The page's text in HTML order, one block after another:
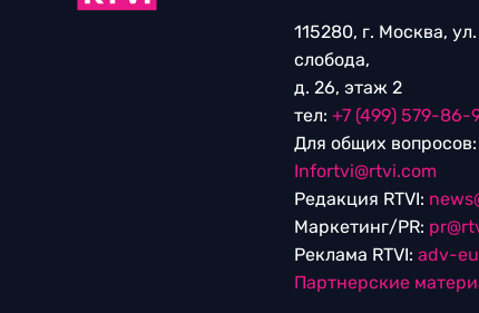
115280, г. Москва,
слобода,
д. 26, этаж 2
тел: +7 (499) 579-86-
Для общих вопросов:
Infortvi@rtvi.com
Редакция RTVI:
Маркетинг/PR:
Реклама RTVI: adv-
Партнерские